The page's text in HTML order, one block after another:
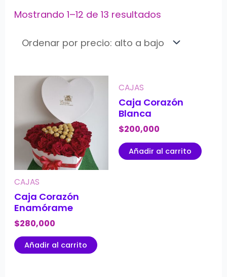
Mostrando 1–12 de 13 resultados
CAJAS
Caja Corazón
Enamórame
$280,000
Añadir al carrito
CAJAS
Caja Corazón
Blanca
$200,000
Añadir al carrito